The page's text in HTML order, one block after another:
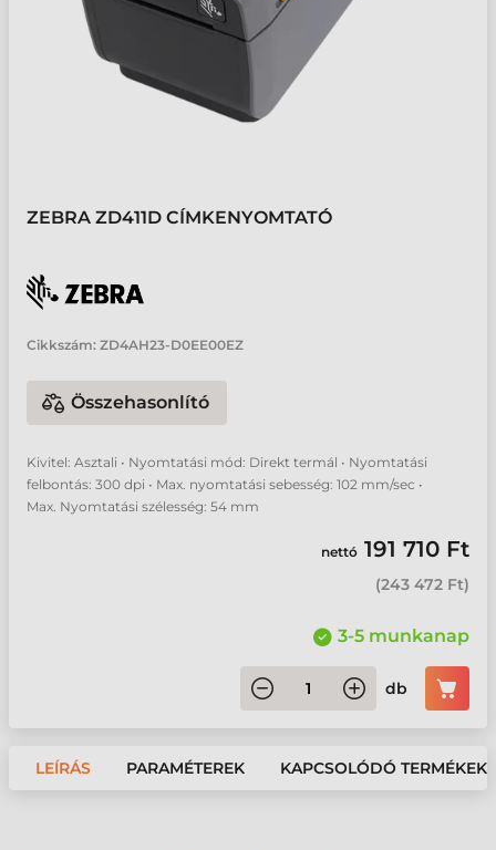
ZEBRA ZD411D CÍMKENYOMTATÓ
Cikkszám: ZD4AH23-D0EE00EZ
Összehasonlító
Kivitel: Asztali • Nyomtatási mód: Direkt termál • Nyomtatási
felbontás: 300 dpi • Max. nyomtatási sebesség: 102 mm/sec •
Max. Nyomtatási szélesség: 54 mm
nettó 191 710 Ft
(243 472 Ft)
3-5 munkanap
db
LEÍRÁS PARAMÉTEREK KAPCSOLÓDÓ TERMÉKEK